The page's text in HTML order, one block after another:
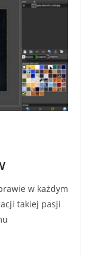
w każdym
takiej pasji